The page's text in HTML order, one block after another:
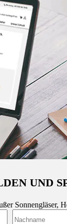
UND
Sonnengläser,